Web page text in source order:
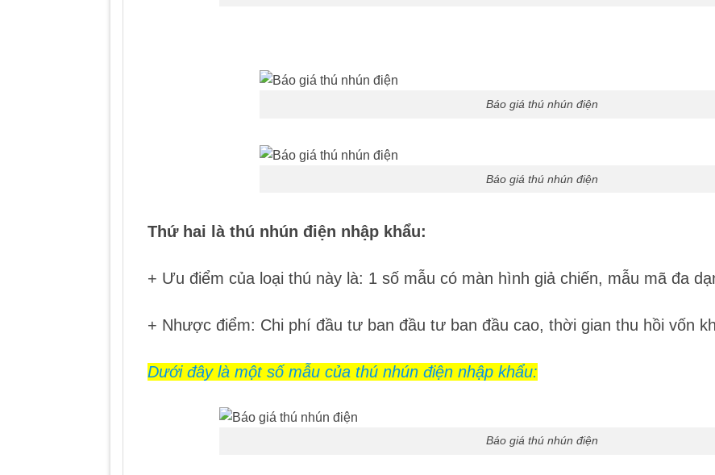
Báo giá thú nhún điện
Báo giá thú nhún điện
Thứ hai là thú nhún điện nhập khẩu:
+ Ưu điểm của loại thú này là: 1 số mẫu có màn hình giả chiến, mẫu mã đa
+ Nhược điểm: Chi phí đầu tư ban đầu tư ban đầu cao, thời gian thu hồi vốn
Dưới đây là một số mẫu của thú nhún điện nhập khẩu:
Báo giá thú nhún điện